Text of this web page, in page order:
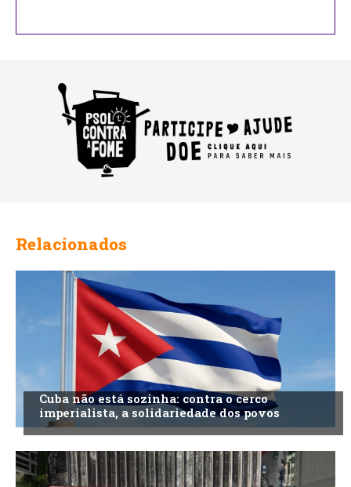
Relacionados
Cuba não está sozinha: contra o cerco
imperialista, a solidariedade dos povos